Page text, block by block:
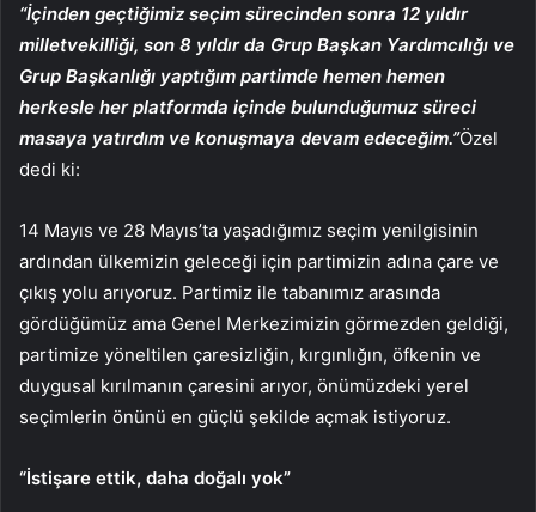
“İçinden geçtiğimiz seçim sürecinden sonra 12 yıldır
milletvekilliği, son 8 yıldır da Grup Başkan Yardımcılığı ve
Grup Başkanlığı yaptığım partimde hemen hemen
herkesle her platformda içinde bulunduğumuz süreci
masaya yatırdım ve konuşmaya devam edeceğim.”Özel
dedi ki:
14 Mayıs ve 28 Mayıs’ta yaşadığımız seçim yenilgisinin
ardından ülkemizin geleceği için partimizin adına çare ve
çıkış yolu arıyoruz. Partimiz ile tabanımız arasında
gördüğümüz ama Genel Merkezimizin görmezden geldiği,
partimize yöneltilen çaresizliğin, kırgınlığın, öfkenin ve
duygusal kırılmanın çaresini arıyor, önümüzdeki yerel
seçimlerin önünü en güçlü şekilde açmak istiyoruz.
“İstişare ettik, daha doğalı yok”